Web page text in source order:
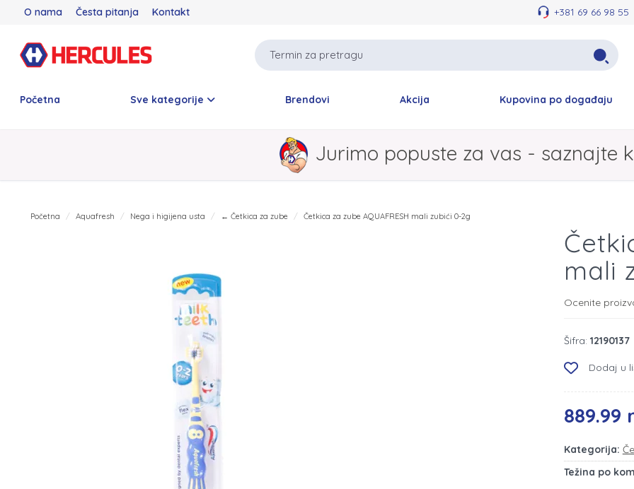
O nama Česta pitanja Kontakt +381 69 66 98 55
Početna Sve kategorije Brendovi Akcija Kupovina po događaju
Jurimo popuste za vas - saznajte
Početna Aquafresh Nega i higijena usta ← Četkica za zube Četkica za zube AQUAFRESH mali zubići 0-2g
mali
Ocenite
Šifra: 12190137
Dodaj u
889.99
Kategorija:
Težina po